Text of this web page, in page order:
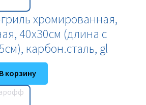
хромированная,
40х30см (длина с
карбон.сталь, gl
В корзину